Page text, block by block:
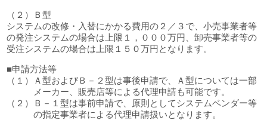
（２）Ｂ型
システムの改修・入替にかかる費用の２／３で、小売事業者等
の発注システムの場合は上限１，０００万円、卸売事業者等の
受注システムの場合は上限１５０万円となります。
■申請方法等
（１）Ａ型およびＢ－２型は事後申請で、Ａ型については一部
メーカー、販売店等による代理申請も可能です。
（２）Ｂ－１型は事前申請で、原則としてシステムベンダー等
の指定事業者による代理申請扱いとなります。